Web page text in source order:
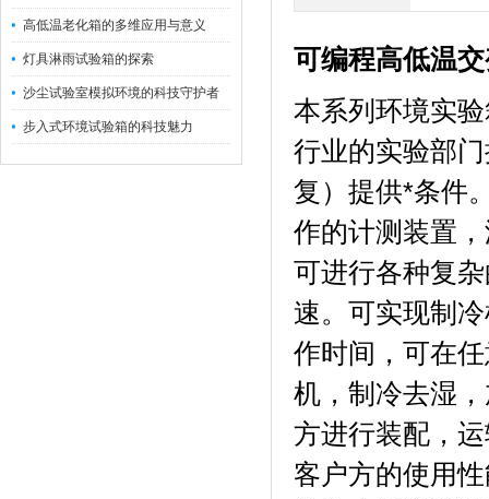
高低温老化箱的多维应用与意义
灯具淋雨试验箱的探索
沙尘试验室模拟环境的科技守护者
步入式环境试验箱的科技魅力
可编程高低温
本系列环境实
行业的实验部
复）提供*条件
作的计测装置
可进行各种复
速。可实现制
作时间，可在
机，制冷去湿
方进行装配，
客户方的使用